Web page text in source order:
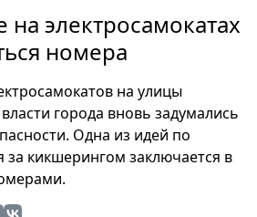
на электросамокатах
номера
на улицы
города вновь задумались
Одна из идей по
за кикшерингом заключается в